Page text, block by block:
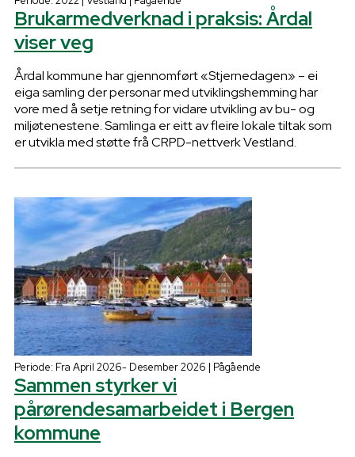
Brukarmedverknad i praksis: Årdal
viser veg
Årdal kommune har gjennomført «Stjernedagen» – ei
eiga samling der personar med utviklingshemming har
vore med å setje retning for vidare utvikling av bu- og
miljøtenestene. Samlinga er eitt av fleire lokale tiltak som
er utvikla med støtte frå CRPD-nettverk Vestland.
Periode: Fra April 2026- Desember 2026 | Pågående
Sammen styrker vi
pårørendesamarbeidet i Bergen
kommune